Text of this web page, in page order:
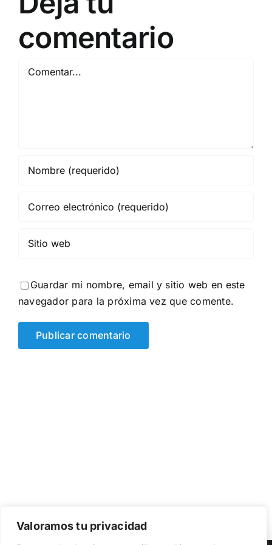
Valoramos tu privacidad
comentario
Guardar mi nombre, email y sitio web en este
navegador para la próxima vez que comente.